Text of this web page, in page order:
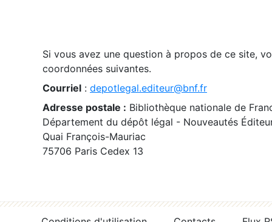
Si vous avez une question à propos de ce site,
coordonnées suivantes.
Courriel : depotlegal.editeur@bnf.fr
Adresse postale : Bibliothèque nationale de
Département du dépôt légal - Nouveautés
Quai François-Mauriac
75706 Paris Cedex 13